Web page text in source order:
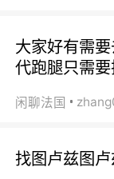
大家好有需
代跑腿只需
闲聊法国
找图卢兹图